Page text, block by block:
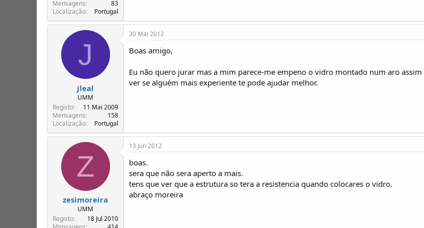
T
ó
p
Mensagens
83
Localização
Portugal
J
jleal
UMM
Registo
11 Mai 2009
Mensagens
158
Localização
Portugal
30 Mai 2012
Boas amigo,
Eu não quero jurar mas a mim parece-me empeno o vidro montado num aro
ver se alguém mais experiente te pode ajudar melhor.
Z
zesimoreira
UMM
Registo
18 Jul 2010
13 Jun 2012
boas.
sera que não sera aperto a mais.
tens que ver que a estrutura so tera a resistencia quando colocares o vidro.
abraço moreira